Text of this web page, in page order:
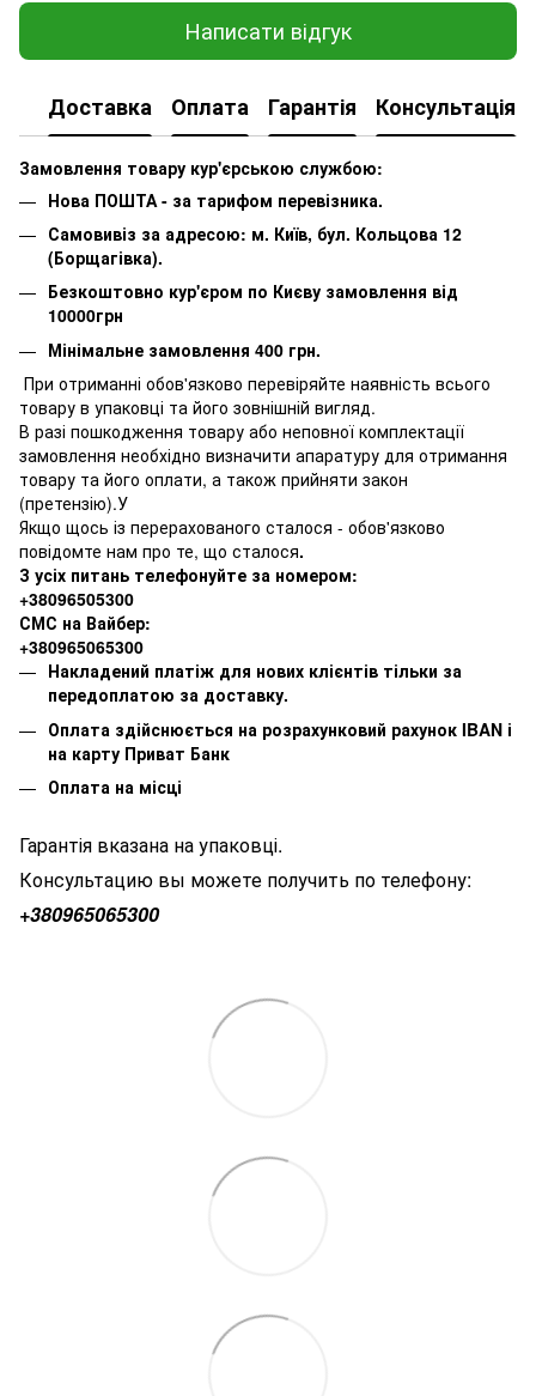
Написати відгук
Доставка Оплата Гарантія Консультація
Замовлення товару кур'єрською службою:
Нова ПОШТА - за тарифом перевізника.
Самовивіз за адресою: м. Київ, бул. Кольцова 12
(Борщагівка).
Безкоштовно кур'єром по Києву замовлення від
10000грн
Мінімальне замовлення 400 грн.
При отриманні обов'язково перевіряйте наявність всього
товару в упаковці та його зовнішній вигляд.
В разі пошкодження товару або неповної комплектації
замовлення необхідно визначити апаратуру для отримання
товару та його оплати, а також прийняти закон
(претензію).У
Якщо щось із перерахованого сталося - обов'язково
повідомте нам про те, що сталося.
З усіх питань телефонуйте за номером:
+38096505300
СМС на Вайбер:
+380965065300
Накладений платіж для нових клієнтів тільки за
передоплатою за доставку.
Оплата здійснюється на розрахунковий рахунок IBAN і
на карту Приват Банк
Оплата на місці
Гарантія вказана на упаковці.
Консультацию вы можете получить по телефону:
+380965065300